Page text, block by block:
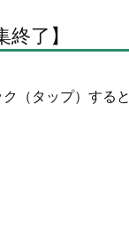
了】
（タップ）する